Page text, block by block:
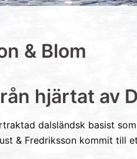
& Blom
hjärtat av
dalsländsk basist
& Fredriksson kommit till